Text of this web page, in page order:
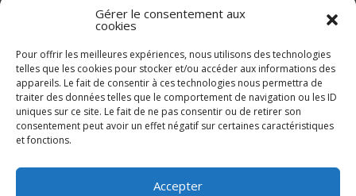
Gérer le consentement aux
cookies
Pour offrir les meilleures expériences, nous utilisons des technologies
telles que les cookies pour stocker et/ou accéder aux informations des
appareils. Le fait de consentir à ces technologies nous permettra de
traiter des données telles que le comportement de navigation ou les ID
uniques sur ce site. Le fait de ne pas consentir ou de retirer son
consentement peut avoir un effet négatif sur certaines caractéristiques
et fonctions.
Accepter